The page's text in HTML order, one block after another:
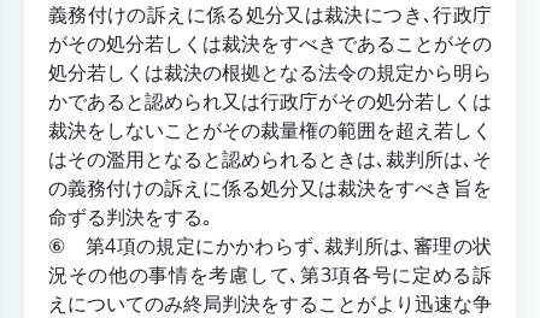
義務付けの訴えに係る処分又は裁決につき､行政庁
がその処分若しくは裁決をすべきであることがその
処分若しくは裁決の根拠となる法令の規定から明ら
かであると認められ又は行政庁がその処分若しくは
裁決をしないことがその裁量権の範囲を超え若しく
はその濫用となると認められるときは､裁判所は､そ
の義務付けの訴えに係る処分又は裁決をすべき旨を
命ずる判決をする｡
⑥ 第4項の規定にかかわらず､裁判所は､審理の状
況その他の事情を考慮して､第3項各号に定める訴
えについてのみ終局判決をすることがより迅速な争